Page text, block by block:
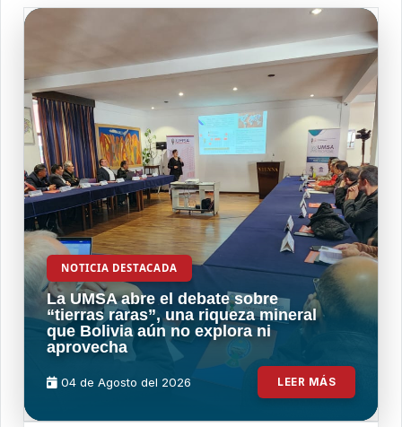
NOTICIA DESTACADA
La UMSA abre el debate sobre
“tierras raras”, una riqueza mineral
que Bolivia aún no explora ni
aprovecha
04 de Agosto del 2026 LEER MÁS